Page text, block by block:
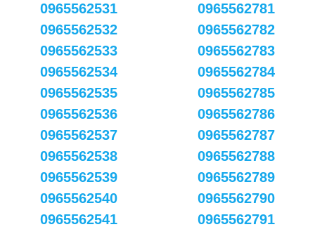
0965562531
0965562532
0965562533
0965562534
0965562535
0965562536
0965562537
0965562538
0965562539
0965562540
0965562541
0965562781
0965562782
0965562783
0965562784
0965562785
0965562786
0965562787
0965562788
0965562789
0965562790
0965562791